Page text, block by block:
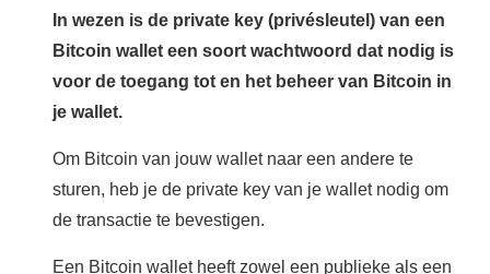
In wezen is de private key (privésleutel) van een
Bitcoin wallet een soort wachtwoord dat nodig is
voor de toegang tot en het beheer van Bitcoin in
je wallet.
Om Bitcoin van jouw wallet naar een andere te
sturen, heb je de private key van je wallet nodig om
de transactie te bevestigen.
Een Bitcoin wallet heeft zowel een publieke als een